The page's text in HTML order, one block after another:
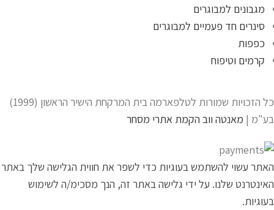
מגבונים למבוגרים
סינרים חד פעמיים למבוגרים
כפפות
קרמים וטיפוח
כל הזכויות שמורות לטלפארמה בית המרקחת הישיר הראשון (1999)
בע"מ | מאנטה ווב הקמת אתרי מסחר
האתר עשוי להשתמש בעוגיות כדי לשפר את חווית הגלישה שלך באתר
האינטרנט שלנו. על ידי גלישה באתר זה, הנך מסכימ/ה לשימוש
בעוגיות.